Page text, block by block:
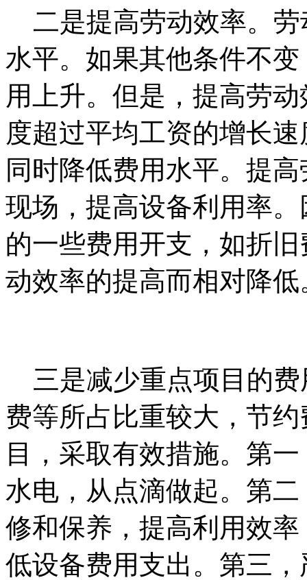
二是提高劳动效率。劳
水平。如果其他条件不
用上升。但是，提高劳
度超过平均工资的增长
同时降低费用水平。提
现场，提高设备利用率
的一些费用开支，如折
动效率的提高而相对降
三是减少重点项目的费
费等所占比重较大，节
目，采取有效措施。第
水电，从点滴做起。第
修和保养，提高利用效
低设备费用支出。第三